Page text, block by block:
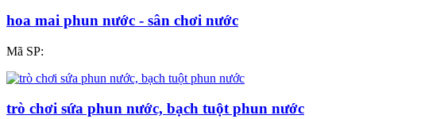
hoa mai phun nước - sân chơi nước
Mã SP:
trò chơi sứa phun nước, bạch tuột phun nước